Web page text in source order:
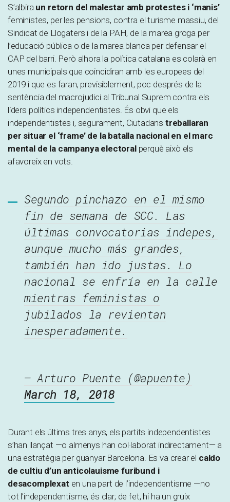
S’albira un retorn del malestar amb protestes i ‘manis’
feministes, per les pensions, contra el turisme massiu, del
Sindicat de Llogaters i de la PAH, de la marea groga per
l’educació pública o de la marea blanca per defensar el
CAP del barri. Però alhora la política catalana es colarà en
unes municipals que coincidiran amb les europees del
2019 i que es faran, previsiblement, poc després de la
sentència del macrojudici al Tribunal Suprem contra els
líders polítics independentistes. És obvi que els
independentistes i, segurament, Ciutadans treballaran
per situar el ‘frame’ de la batalla nacional en el marc
mental de la campanya electoralperquè això els
afavoreix en vots.
Segundo pinchazo en el mismo
fin de semana de SCC. Las
últimas convocatorias indepes,
aunque mucho más grandes,
también han ido justas. Lo
nacional se enfría en la calle
mientras feministas o
jubilados la revientan
inesperadamente.
— Arturo Puente (@apuente)
March 18, 2018
Durant els últims tres anys, els partits independentistes
s’han llançat —o almenys han col·laborat indirectament— a
una estratègia per guanyar Barcelona. Es va crear el caldo
de cultiu d’un anticolauisme furibund i
desacomplexat en una part de l’independentisme —no
tot l’independentisme, és clar; de fet, hi ha un gruix